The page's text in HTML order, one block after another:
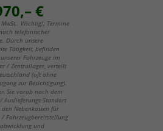
€
Wichtig!: Termine
telefonischer
Durch unsere
Tätigkeit, befinden
Fahrzeuge im
/ Zentrallager, verteilt
(oft ohne
zur Besichtigung).
Sie vorab nach dem
Auslieferungs-Standort
Nebenkosten für
/ Fahrzeugbereitstellung
und